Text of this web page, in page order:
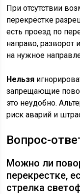
При отсутствии
перекрёстке
есть проезд по
направо, разворот
на нужное
Нельзя
запрещающие
это неудобно.
риск аварий и
Вопрос-
Можно ли
перекрестке,
стрелка